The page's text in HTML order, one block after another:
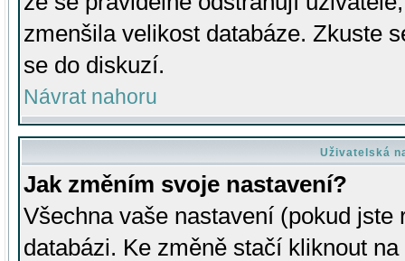
zmenšila velikost databáze. Zkuste
se do diskuzí.
Návrat nahoru
Uživatelská
Jak změním svoje nastavení?
Všechna vaše nastavení (pokud
databázi. Ke změně stačí kliknout